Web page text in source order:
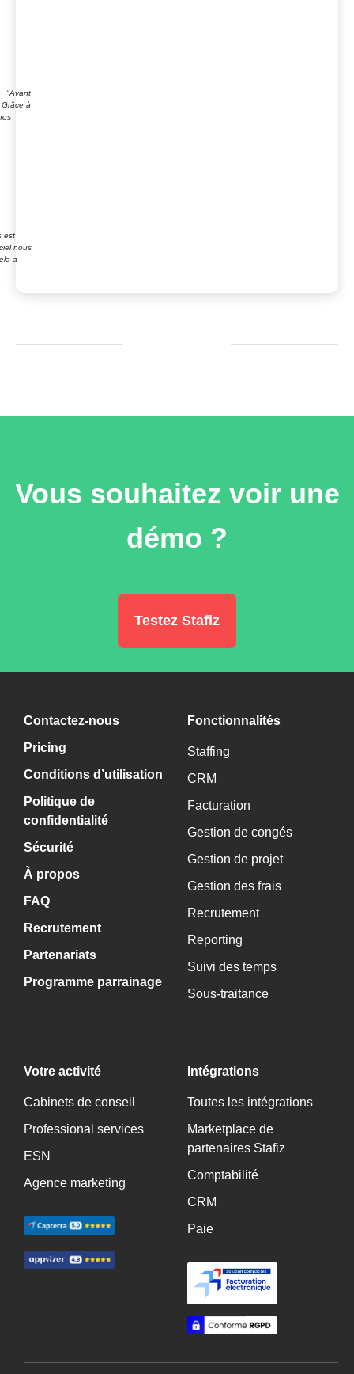
“Avant
à
est
nous
a
Vous souhaitez voir une
démo ?
Testez Stafiz
Contactez-nous
Pricing
Conditions d’utilisation
Politique de
confidentialité
Sécurité
À propos
FAQ
Recrutement
Partenariats
Programme parrainage
Fonctionnalités
Staffing
CRM
Facturation
Gestion de congés
Gestion de projet
Gestion des frais
Recrutement
Reporting
Suivi des temps
Sous-traitance
Votre activité
Cabinets de conseil
Professional services
ESN
Agence marketing
Intégrations
Toutes les intégrations
Marketplace de
partenaires Stafiz
Comptabilité
CRM
Paie